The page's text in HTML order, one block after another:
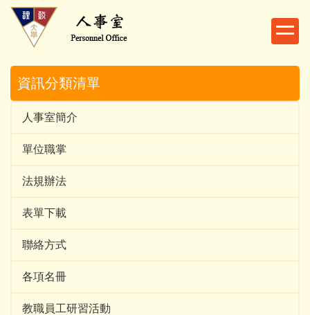
跳
資訊分類清單
人事室簡介
單位職掌
法規辦法
表單下載
聯絡方式
各項名冊
教職員工研習活動